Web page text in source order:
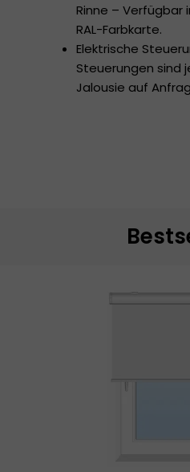
Rinne – Verfügbar
RAL-Farbkarte.
Elektrische
Steuerungen sind
Jalousie auf